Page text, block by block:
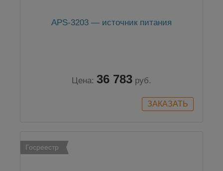
APS-3203 — источник питания
Цена: 36 783 руб.
Госреестр